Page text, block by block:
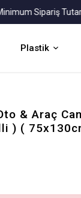
Sipariş Tutarı
Plastik
& Araç
) (